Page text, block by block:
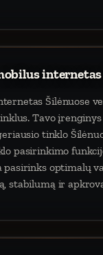
internetas
Šilėnuose
Tavo
tinklo
pasirinkimo
pasirinks optimalų
stabilumą ir